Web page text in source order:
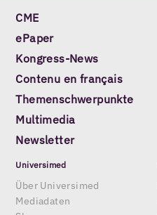
CME
ePaper
Kongress-News
Contenu en français
Themenschwerpunkte
Multimedia
Newsletter
Universimed
Über Universimed
Mediadaten